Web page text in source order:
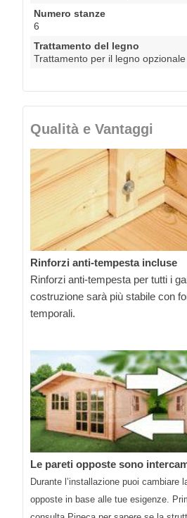
Numero stanze
6
Trattamento del legno
Trattamento per il legno opzionale
Qualità e Vantaggi
Rinforzi anti-tempesta incluse
Rinforzi anti-tempesta per tutti i
costruzione sarà più stabile con
temporali.
Le pareti opposte sono
Durante l’installazione puoi cambiare
opposte in base alle tue esigenze.